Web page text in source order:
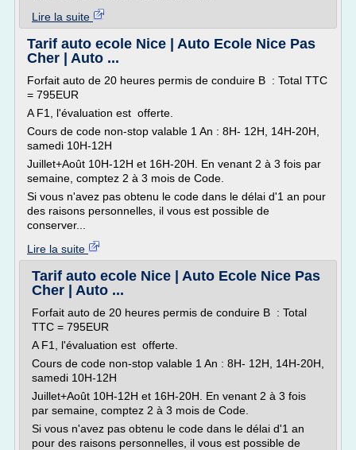
Lire la suite
Tarif auto ecole Nice | Auto Ecole Nice Pas
Cher | Auto ...
Forfait auto de 20 heures permis de conduire B : Total TTC
= 795EUR
A F1, l'évaluation est offerte.
Cours de code non-stop valable 1 An : 8H- 12H, 14H-20H,
samedi 10H-12H
Juillet+Août 10H-12H et 16H-20H. En venant 2 à 3 fois par
semaine, comptez 2 à 3 mois de Code.
Si vous n'avez pas obtenu le code dans le délai d'1 an pour
des raisons personnelles, il vous est possible de
conserver...
Lire la suite
Tarif auto ecole Nice | Auto Ecole Nice Pas
Cher | Auto ...
Forfait auto de 20 heures permis de conduire B : Total
TTC = 795EUR
A F1, l'évaluation est offerte.
Cours de code non-stop valable 1 An : 8H- 12H, 14H-20H,
samedi 10H-12H
Juillet+Août 10H-12H et 16H-20H. En venant 2 à 3 fois
par semaine, comptez 2 à 3 mois de Code.
Si vous n'avez pas obtenu le code dans le délai d'1 an
pour des raisons personnelles, il vous est possible de